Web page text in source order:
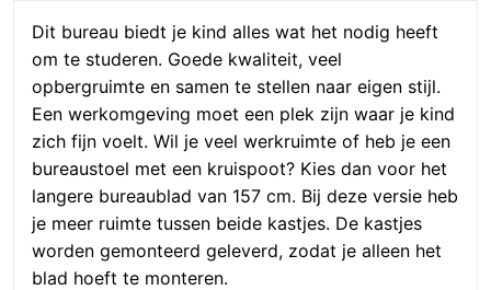
Dit bureau biedt je kind alles wat het nodig heeft
om te studeren. Goede kwaliteit, veel
opbergruimte en samen te stellen naar eigen stijl.
Een werkomgeving moet een plek zijn waar je kind
zich fijn voelt. Wil je veel werkruimte of heb je een
bureaustoel met een kruispoot? Kies dan voor het
langere bureaublad van 157 cm. Bij deze versie heb
je meer ruimte tussen beide kastjes. De kastjes
worden gemonteerd geleverd, zodat je alleen het
blad hoeft te monteren.